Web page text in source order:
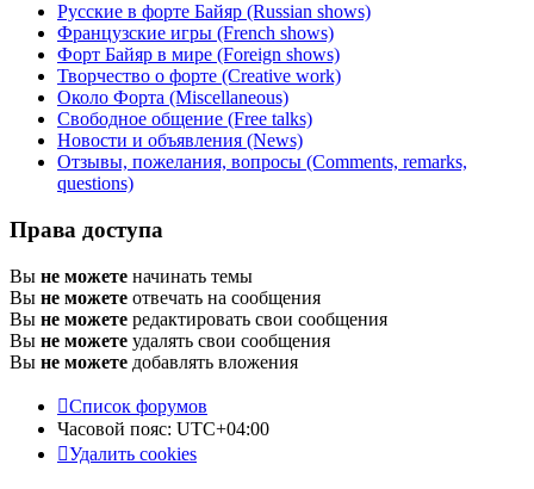
Русские в форте Байяр (Russian shows)
Французские игры (French shows)
Форт Байяр в мире (Foreign shows)
Творчество о форте (Creative work)
Около Форта (Miscellaneous)
Свободное общение (Free talks)
Новости и объявления (News)
Отзывы, пожелания, вопросы (Comments, remarks,
questions)
Права доступа
Вы не можете начинать темы
Вы не можете отвечать на сообщения
Вы не можете редактировать свои сообщения
Вы не можете удалять свои сообщения
Вы не можете добавлять вложения
Список форумов
Часовой пояс: UTC+04:00
Удалить cookies